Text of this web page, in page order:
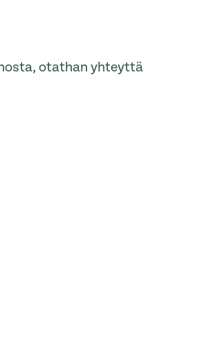
otathan yhteyttä